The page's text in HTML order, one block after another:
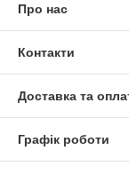
Про нас
Контакти
Доставка та
Графік роботи